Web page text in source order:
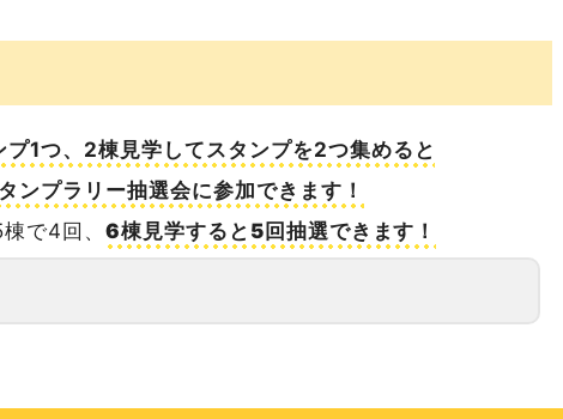
1つ、2棟見学してスタンプを2つ集めると
ンプラリー抽選会に参加できます！
で4回、6棟見学すると5回抽選できます！